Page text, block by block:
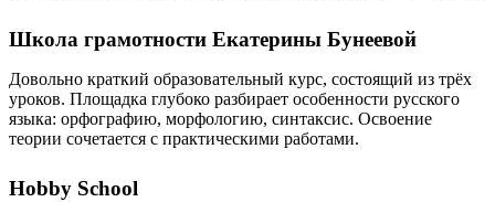
Школа грамотности Екатерины Бунеевой
Довольно краткий образовательный курс, состоящий из трёх
уроков. Площадка глубоко разбирает особенности русского
языка: орфографию, морфологию, синтаксис. Освоение
теории сочетается с практическими работами.
Hobby School